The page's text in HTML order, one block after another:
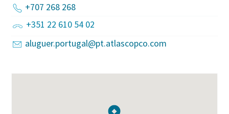
+707 268 268
+351 22 610 54 02
aluguer.portugal@pt.atlascopco.com